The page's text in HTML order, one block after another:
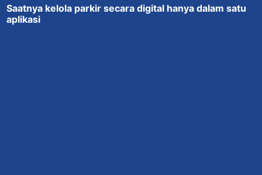
Saatnya kelola parkir secara digital hanya dalam satu
aplikasi